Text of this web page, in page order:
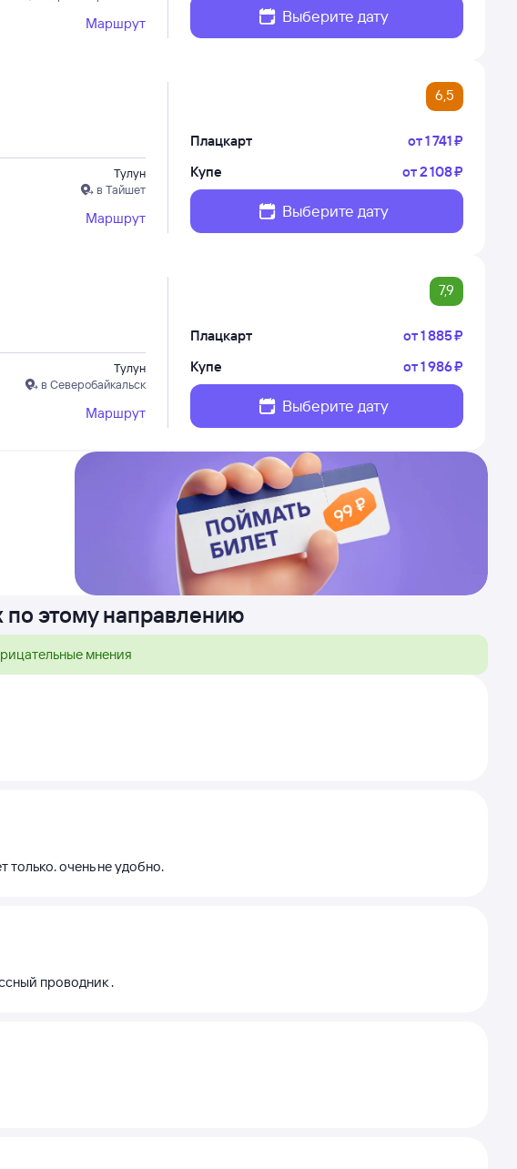
Маршрут Выберите дату
6,5
Тулун
в Тайшет
Маршрут
Плацкарт от1 ⁠741 ⁠₽
Купе
от2 ⁠108 ⁠₽
Выберите дату
7,9
Тулун
в Северобайкальск
Маршрут
Плацкарт от1 ⁠885 ⁠₽
Купе
от1 ⁠986 ⁠₽
Выберите дату
по этому направлению
мнения
только. очень не удобно.
проводник .